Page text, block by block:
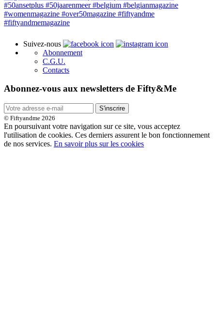
Suivez-nous
Abonnement
C.G.U.
Contacts
Abonnez-vous aux newsletters de Fifty&Me
S'inscrire
© Fiftyandme 2026
En poursuivant votre navigation sur ce site, vous acceptez
l'utilisation de cookies. Ces derniers assurent le bon fonctionnement
de nos services. En savoir plus sur les cookies